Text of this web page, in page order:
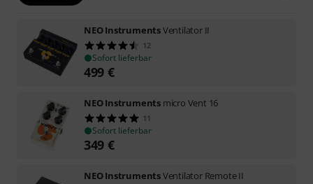
NEO InstrumentsVentilator II
12
Sofort lieferbar
499 €
NEO Instruments micro Vent 16
11
Sofort lieferbar
349 €
NEO InstrumentsVentilator Remote II